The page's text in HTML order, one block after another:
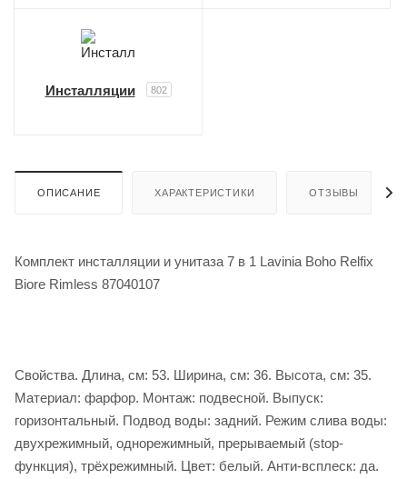
Инсталляции 802
ОПИСАНИЕ ХАРАКТЕРИСТИКИ ОТЗЫВЫ
Комплект инсталляции и унитаза 7 в 1 Lavinia Boho Relfix
Biore Rimless 87040107
Свойства. Длина, см: 53. Ширина, см: 36. Высота, см: 35.
Материал: фарфор. Монтаж: подвесной. Выпуск:
горизонтальный. Подвод воды: задний. Режим слива воды:
двухрежимный, однорежимный, прерываемый (stop-
функция), трёхрежимный. Цвет: белый. Анти-всплеск: да.